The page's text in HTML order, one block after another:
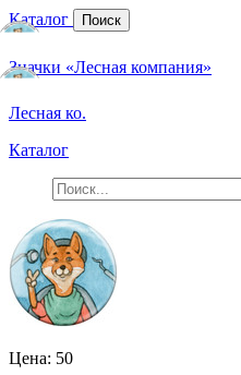
Каталог Поиск
Значки «Лесная компания»
Лесная ко.
Каталог
Цена: 50